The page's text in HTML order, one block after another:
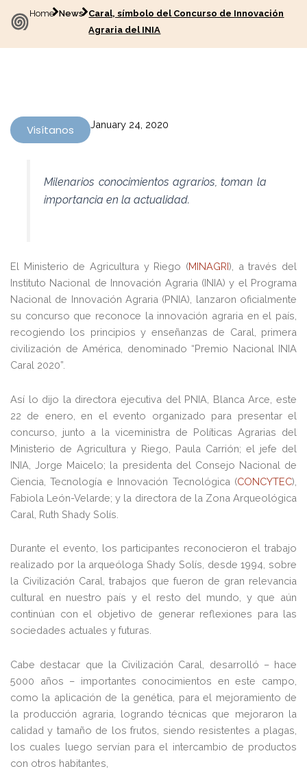
Home News Caral, símbolo del Concurso de Innovación
Agraria del INIA
Visítanos January 24, 2020
Milenarios conocimientos agrarios, toman la
importancia en la actualidad.
El Ministerio de Agricultura y Riego (MINAGRI), a través del
Instituto Nacional de Innovación Agraria (INIA) y el Programa
Nacional de Innovación Agraria (PNIA), lanzaron oficialmente
su concurso que reconoce la innovación agraria en el país,
recogiendo los principios y enseñanzas de Caral, primera
civilización de América, denominado “Premio Nacional INIA
Caral 2020”.
Así lo dijo la directora ejecutiva del PNIA, Blanca Arce, este
22 de enero, en el evento organizado para presentar el
concurso, junto a la viceministra de Políticas Agrarias del
Ministerio de Agricultura y Riego, Paula Carrión; el jefe del
INIA, Jorge Maicelo; la presidenta del Consejo Nacional de
Ciencia, Tecnología e Innovación Tecnológica (CONCYTEC),
Fabiola León-Velarde; y la directora de la Zona Arqueológica
Caral, Ruth Shady Solís.
Durante el evento, los participantes reconocieron el trabajo
realizado por la arqueóloga Shady Solís, desde 1994, sobre
la Civilización Caral, trabajos que fueron de gran relevancia
cultural en nuestro país y el resto del mundo, y que aún
continúan con el objetivo de generar reflexiones para las
sociedades actuales y futuras.
Cabe destacar que la Civilización Caral, desarrolló – hace
5000 años – importantes conocimientos en este campo,
como la aplicación de la genética, para el mejoramiento de
la producción agraria, logrando técnicas que mejoraron la
calidad y tamaño de los frutos, siendo resistentes a plagas,
los cuales luego servían para el intercambio de productos
con otros habitantes,